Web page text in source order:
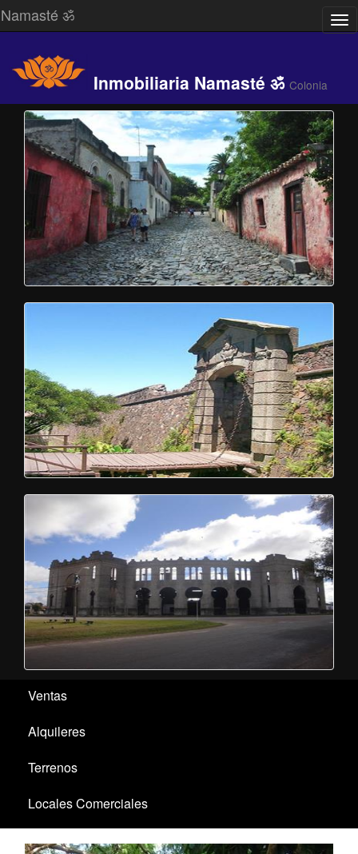
/
Namasté ॐ
Inmobiliaria Namasté ॐ Colonia
Ventas
Alquileres
Terrenos
Locales Comerciales
Santa Ana / El Ensueño